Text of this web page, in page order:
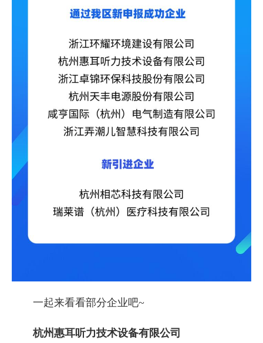
一起来看看部分企业吧~
杭州惠耳听力技术设备有限公司